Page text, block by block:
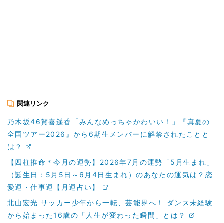
関連リンク
乃木坂46賀喜遥香「みんなめっちゃかわいい！」『真夏の
全国ツアー2026』から6期生メンバーに解禁されたことと
は？
【四柱推命＊今月の運勢】2026年7月の運勢「5月生まれ」
（誕生日：5月5日～6月4日生まれ）のあなたの運気は？恋
愛運・仕事運【月運占い】
北山宏光 サッカー少年から一転、芸能界へ！ ダンス未経験
から始まった16歳の「人生が変わった瞬間」とは？